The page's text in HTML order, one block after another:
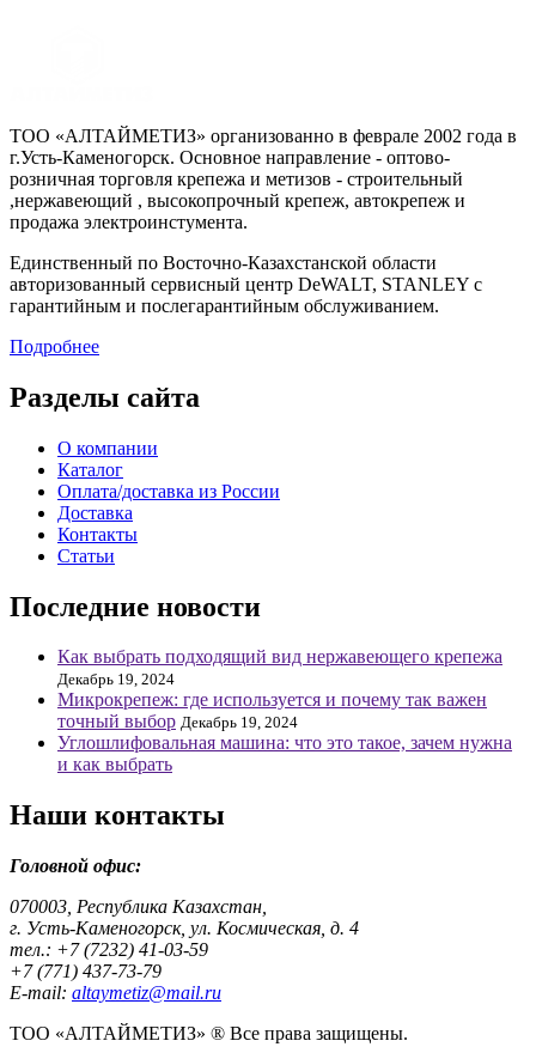
ТОО «АЛТАЙМЕТИЗ» организованно в феврале 2002 года в
г.Усть-Каменогорск. Основное направление - оптово-
розничная торговля крепежа и метизов - строительный
,нержавеющий , высокопрочный крепеж, автокрепеж и
продажа электроинстумента.
Единственный по Восточно-Казахстанской области
авторизованный сервисный центр DeWALT, STANLEY с
гарантийным и послегарантийным обслуживанием.
Подробнее
Разделы сайта
О компании
Каталог
Оплата/доставка из России
Доставка
Контакты
Статьи
Последние новости
Как выбрать подходящий вид нержавеющего крепежа
Декабрь 19, 2024
Микрокрепеж: где используется и почему так важен
точный выбор Декабрь 19, 2024
Углошлифовальная машина: что это такое, зачем нужна
и как выбрать
Наши контакты
Головной офис:
070003, Республика Казахстан,
г. Усть-Каменогорск, ул. Космическая, д. 4
тел.: +7 (7232) 41-03-59
+7 (771) 437-73-79
E-mail: altaymetiz@mail.ru
ТОО «АЛТАЙМЕТИЗ» ® Все права защищены.